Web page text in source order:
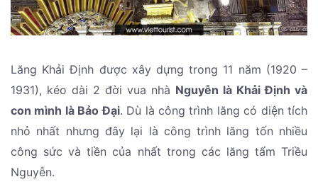
Lăng Khải Định được xây dựng trong 11 năm (1920 –
1931), kéo dài 2 đời vua nhà Nguyễn là Khải Định và
con mình là Bảo Đại. Dù là công trình lăng có diện tích
nhỏ nhất nhưng đây lại là công trình lăng tốn nhiều
công sức và tiền của nhất trong các lăng tẩm Triều
Nguyễn.